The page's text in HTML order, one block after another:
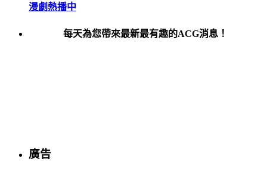
漫劇熱播中
每天為您帶來最新最有趣的ACG消息！
廣告